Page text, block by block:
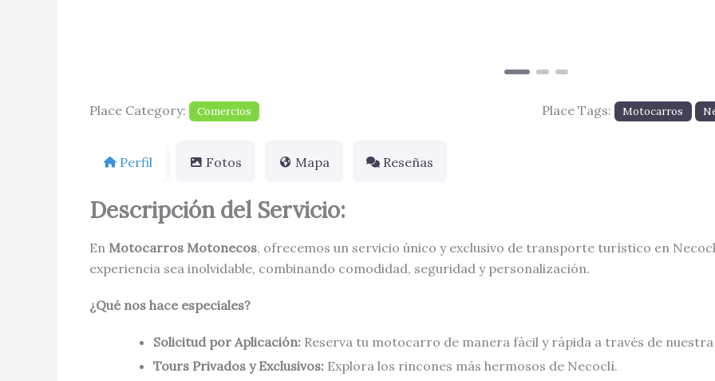
Place Category: Comercios Place Tags: Motocarros
Perfil Fotos Mapa Reseñas
Descripción del Servicio:
En Motocarros Motonecos, ofrecemos un servicio único y exclusivo de transporte turístico en
experiencia sea inolvidable, combinando comodidad, seguridad y personalización.
¿Qué nos hace especiales?
Solicitud por Aplicación: Reserva tu motocarro de manera fácil y rápida a través de
Tours Privados y Exclusivos: Explora los rincones más hermosos de Necoclí.